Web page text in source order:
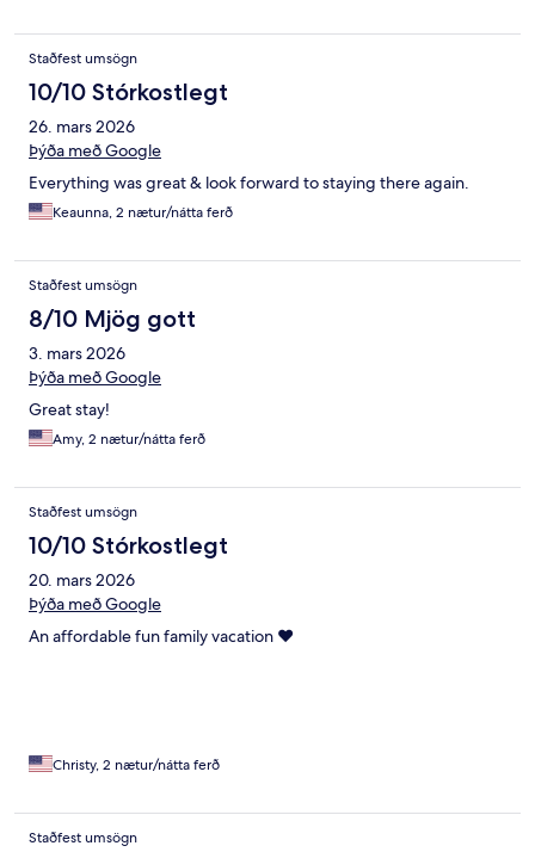
Staðfest umsögn
10/10 Stórkostlegt
26. mars 2026
Þýða með Google
Everything was great & look forward to staying there again.
Keaunna, 2 nætur/nátta ferð
Staðfest umsögn
8/10 Mjög gott
3. mars 2026
Þýða með Google
Great stay!
Amy, 2 nætur/nátta ferð
Staðfest umsögn
10/10 Stórkostlegt
20. mars 2026
Þýða með Google
An affordable fun family vacation ❤️
Christy, 2 nætur/nátta ferð
Staðfest umsögn